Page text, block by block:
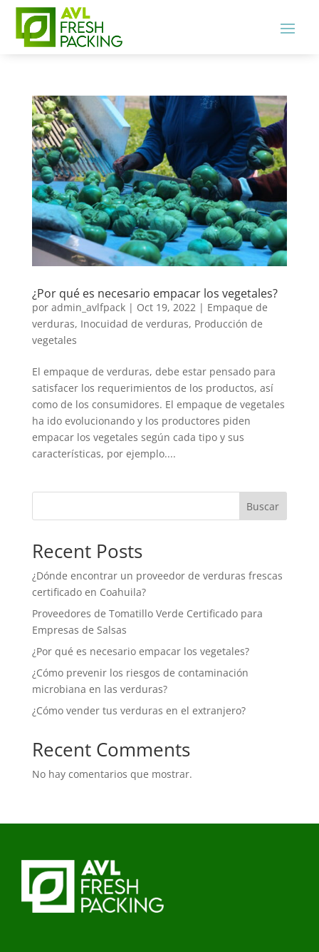
¿Por qué es necesario empacar los vegetales?
por admin_avlfpack| Oct 19, 2022| Empaque de
verduras, Inocuidad de verduras, Producción de
vegetales
El empaque de verduras, debe estar pensado para
satisfacer los requerimientos de los productos, así
como de los consumidores. El empaque de vegetales
ha ido evolucionando y los productores piden
empacar los vegetales según cada tipo y sus
características, por ejemplo....
Buscar
Recent Posts
¿Dónde encontrar un proveedor de verduras frescas
certificado en Coahuila?
Proveedores de Tomatillo Verde Certificado para
Empresas de Salsas
¿Por qué es necesario empacar los vegetales?
¿Cómo prevenir los riesgos de contaminación
microbiana en las verduras?
¿Cómo vender tus verduras en el extranjero?
Recent Comments
No hay comentarios que mostrar.